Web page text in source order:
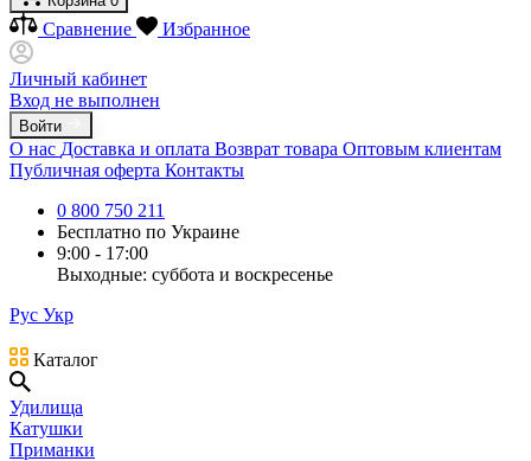
Сравнение Избранное
Личный кабинет
Вход не выполнен
Войти
О нас Доставка и оплата Возврат товара Оптовым клиентам
Публичная оферта Контакты
0 800 750 211
Бесплатно по Украине
9:00 - 17:00
Выходные: суббота и воскресенье
Рус Укр
Каталог
Удилища
Катушки
Приманки